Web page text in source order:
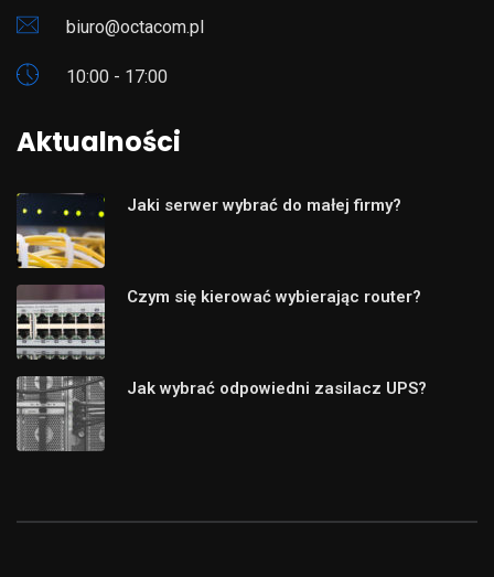
biuro@octacom.pl
10:00 - 17:00
Aktualności
Jaki serwer wybrać do małej firmy?
Czym się kierować wybierając router?
Jak wybrać odpowiedni zasilacz UPS?